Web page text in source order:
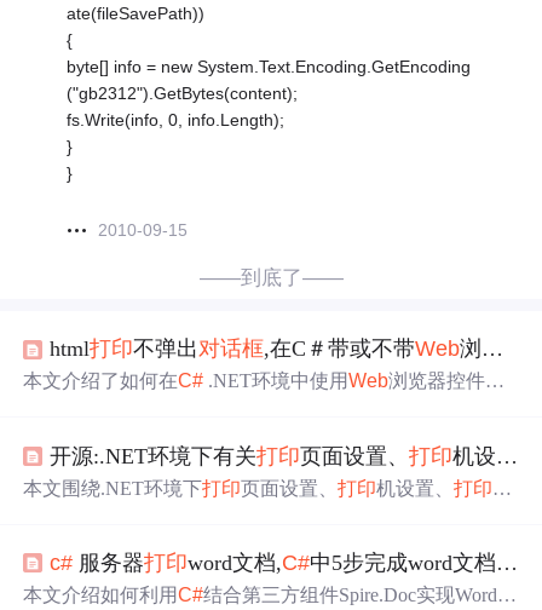
ate(fileSavePath))
{
byte[] info = new System.Text.Encoding.GetEncoding
("gb2312").GetBytes(content);
fs.Write(info, 0, info.Length);
}
}
2010-09-15
——到底了——
html打印不弹出对话框,在C＃带或不带Web浏览器控制和
本文介绍了如何在C# .NET环境中使用Web浏览器控件或
即 打印，以及如何直接从HTML源代码打印，同时提供了
一些代码示例和用户反馈的问题解答。
开源:.NET环境下有关打印页面设置、打印机设置、
本文围绕.NET环境下打印页面设置、打印机设置、打印预
和 Web编程实现方式，最后用VB.net和C#实现分页打印示
例，并补充了部分代码改动。
c# 服务器打印word文档,C#中5步完成word文档打印
本文介绍如何利用C#结合第三方组件Spire.Doc实现Word文